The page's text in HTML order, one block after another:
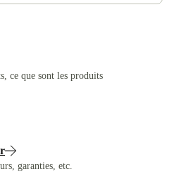
ce que sont les produits
garanties, etc.